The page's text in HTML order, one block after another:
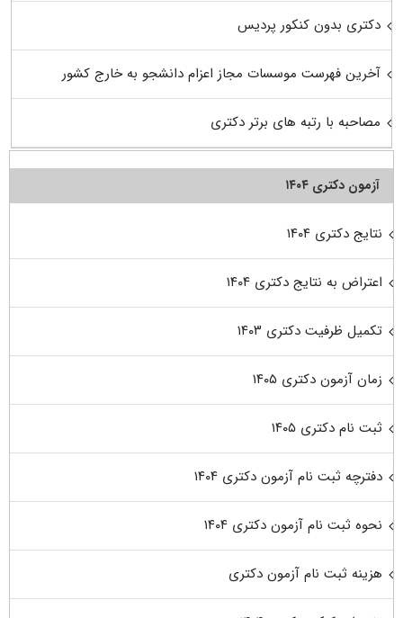
دکتری بدون کنکور پردیس
آخرین فهرست موسسات مجاز اعزام دانشجو به خارج کشور
مصاحبه با رتبه های برتر دکتری
آزمون دکتری ۱۴۰۴
نتایج دکتری ۱۴۰۴
اعتراض به نتایج دکتری ۱۴۰۴
تکمیل ظرفیت دکتری ۱۴۰۳
زمان آزمون دکتری ۱۴۰۵
ثبت نام دکتری ۱۴۰۵
دفترچه ثبت نام آزمون دکتری ۱۴۰۴
نحوه ثبت نام آزمون دکتری ۱۴۰۴
هزینه ثبت نام آزمون دکتری